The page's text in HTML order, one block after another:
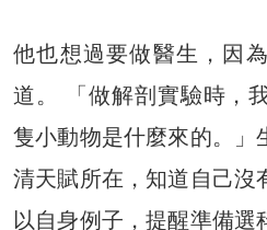
他也想過要做醫生，因
道。 「做解剖實驗時，
隻小動物是什麼來的。」
清天賦所在，知道自己沒
以自身例子，提醒準備選